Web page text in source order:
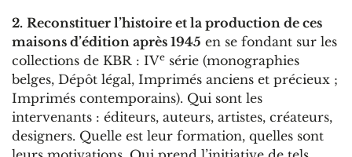
2. Reconstituer l’histoire et la production de ces
maisons d’édition après 1945 en se fondant sur les
collections de KBR : IVe série (monographies
belges, Dépôt légal, Imprimés anciens et précieux ;
Imprimés contemporains). Qui sont les
intervenants : éditeurs, auteurs, artistes, créateurs,
designers. Quelle est leur formation, quelles sont